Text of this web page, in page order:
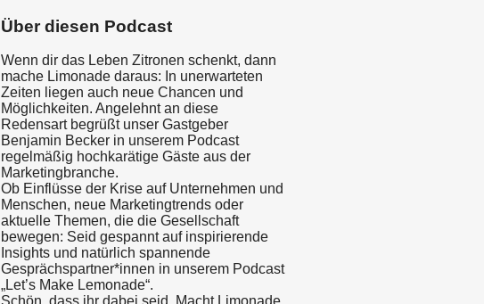
Über diesen Podcast
Wenn dir das Leben Zitronen schenkt, dann
mache Limonade daraus: In unerwarteten
Zeiten liegen auch neue Chancen und
Möglichkeiten. Angelehnt an diese
Redensart begrüßt unser Gastgeber
Benjamin Becker in unserem Podcast
regelmäßig hochkarätige Gäste aus der
Marketingbranche.
Ob Einflüsse der Krise auf Unternehmen und
Menschen, neue Marketingtrends oder
aktuelle Themen, die die Gesellschaft
bewegen: Seid gespannt auf inspirierende
Insights und natürlich spannende
Gesprächspartner*innen in unserem Podcast
„Let’s Make Lemonade“.